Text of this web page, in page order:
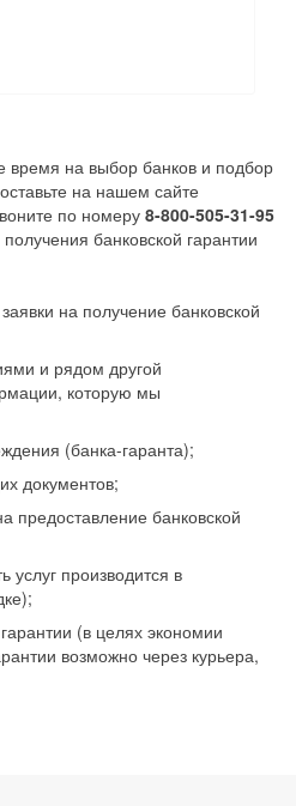
время на выбор банков и подбор
на нашем сайте
по номеру 8-800-505-31-95
банковской гарантии
на получение банковской
и рядом другой
которую мы
(банка-гаранта);
документов;
предоставление банковской
услуг производится в
(в целях экономии
возможно через курьера,